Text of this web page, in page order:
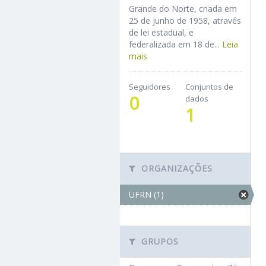
Grande do Norte, criada em
25 de junho de 1958, através
de lei estadual, e
federalizada em 18 de... Leia
mais
Seguidores
0
Conjuntos de
dados
1
ORGANIZAÇÕES
UFRN (1)
GRUPOS